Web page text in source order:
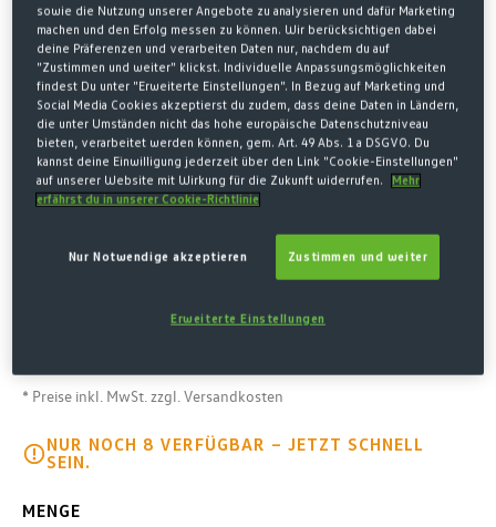
Home Fanartikel Fankurve Caps & Mützen
CAP GRAFFITI KIDS
8,00 € Letzter niedrigster Preis-38%
* Preise inkl. MwSt. zzgl. Versandkosten
NUR NOCH 8 VERFÜGBAR – JETZT SCHNELL
SEIN.
MENGE
sowie die Nutzung unserer Angebote zu analysieren und dafür Marketing
machen und den Erfolg messen zu können. Wir berücksichtigen dabei
deine Präferenzen und verarbeiten Daten nur, nachdem du auf
"Zustimmen und weiter" klickst. Individuelle Anpassungsmöglichkeiten
findest Du unter "Erweiterte Einstellungen". In Bezug auf Marketing und
Social Media Cookies akzeptierst du zudem, dass deine Daten in Ländern,
die unter Umständen nicht das hohe europäische Datenschutzniveau
bieten, verarbeitet werden können, gem. Art. 49 Abs. 1 a DSGVO. Du
kannst deine Einwilligung jederzeit über den Link "Cookie-Einstellungen"
auf unserer Website mit Wirkung für die Zukunft widerrufen.
Mehr
erfährst du in unserer Cookie-Richtlinie
Nur Notwendige akzeptieren Zustimmen und weiter
Erweiterte Einstellungen